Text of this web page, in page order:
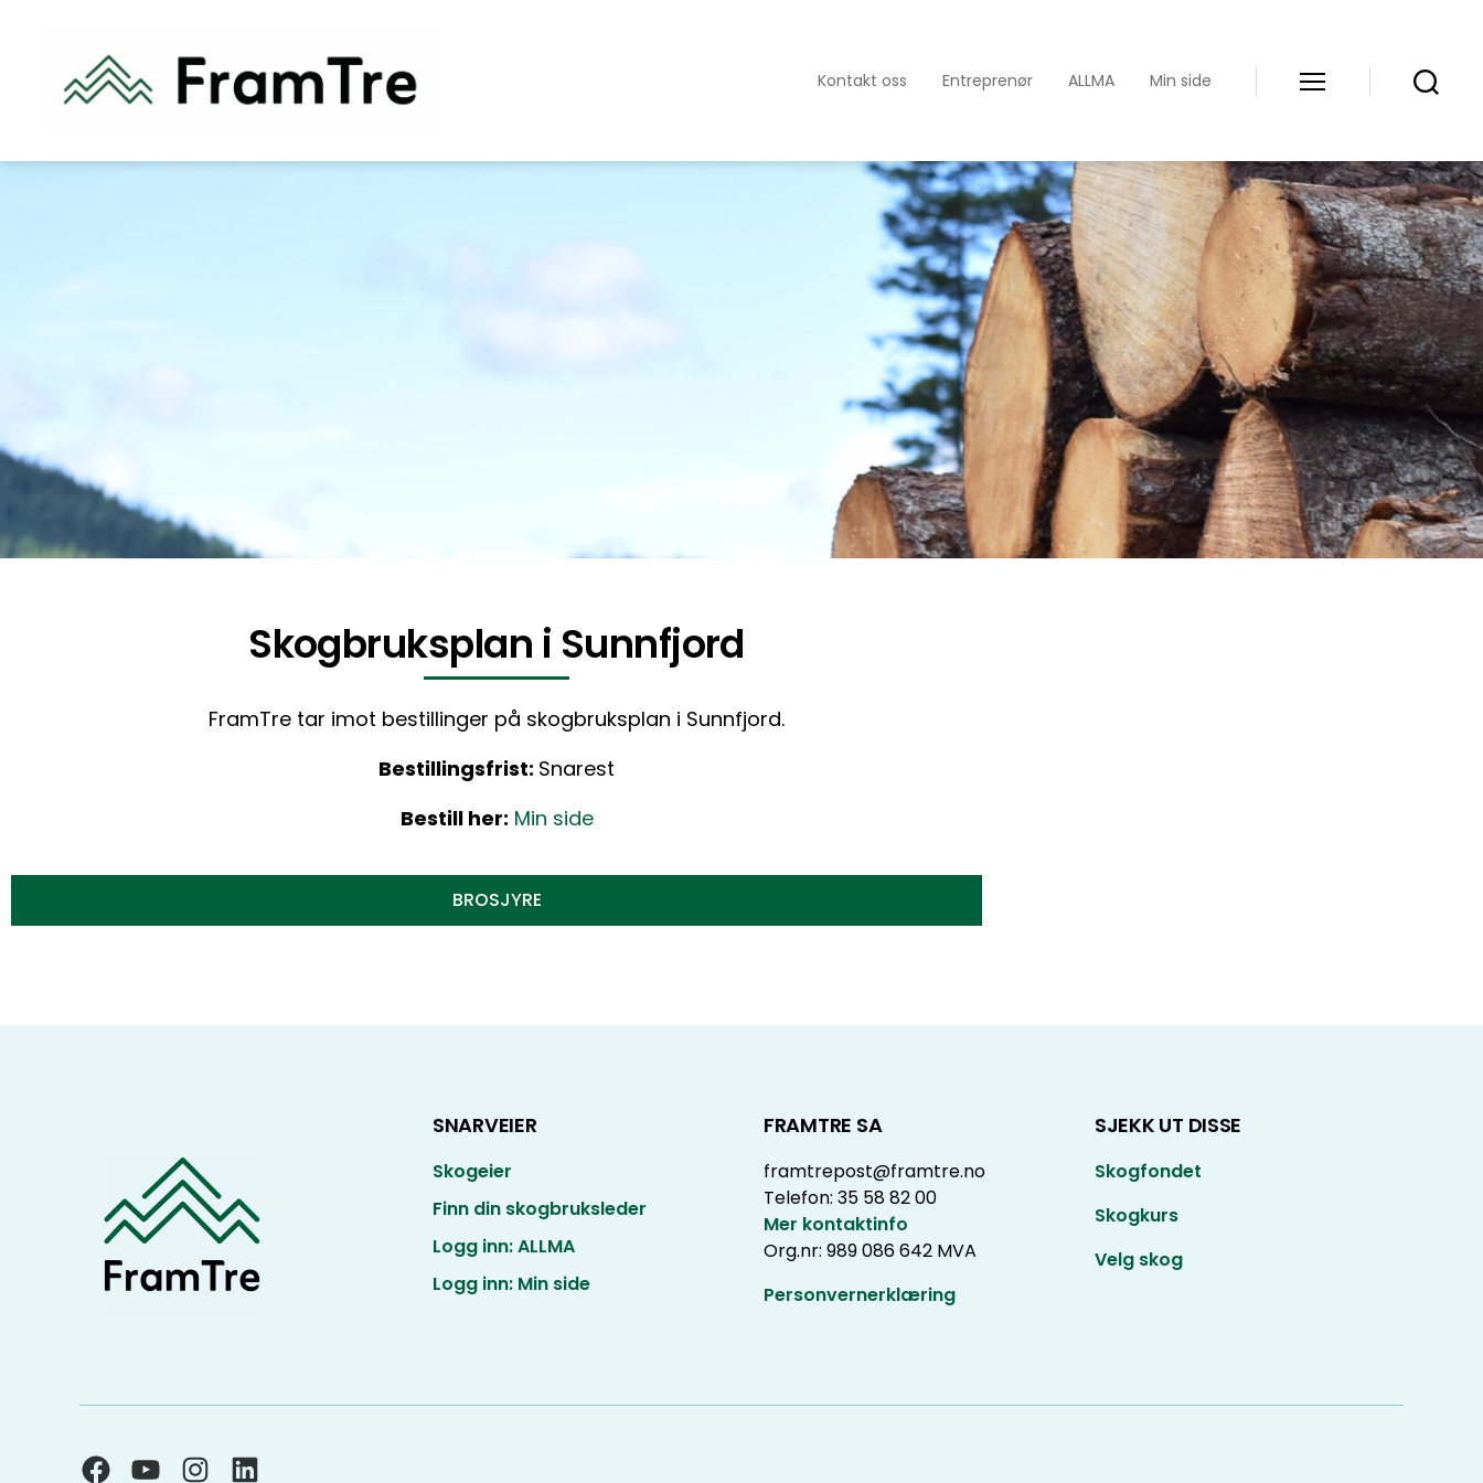
Kontakt oss Entreprenør ALLMA Min side
Skogbruksplan i Sunnfjord
FramTre tar imot bestillinger på skogbruksplan i Sunnfjord.
Bestillingsfrist: Snarest
Bestill her: Min side
BROSJYRE
SNARVEIER
Skogeier
Finn din skogbruksleder
Logg inn: ALLMA
Logg inn: Min side
FRAMTRE SA
framtrepost@framtre.no
Telefon: 35 58 82 00
Mer kontaktinfo
Org.nr: 989 086 642 MVA
Personvernerklæring
SJEKK UT DISSE
Skogfondet
Skogkurs
Velg skog